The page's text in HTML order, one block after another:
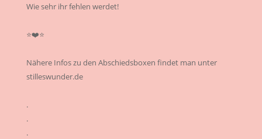
Wie sehr ihr fehlen werdet!
⭐❤️⭐
Nähere Infos zu den Abschiedsboxen findet man unter
stilleswunder.de
.
.
.